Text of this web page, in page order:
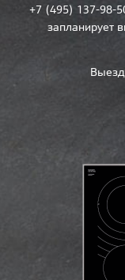
+7 (495) 137-98-
запланирует
Выезд